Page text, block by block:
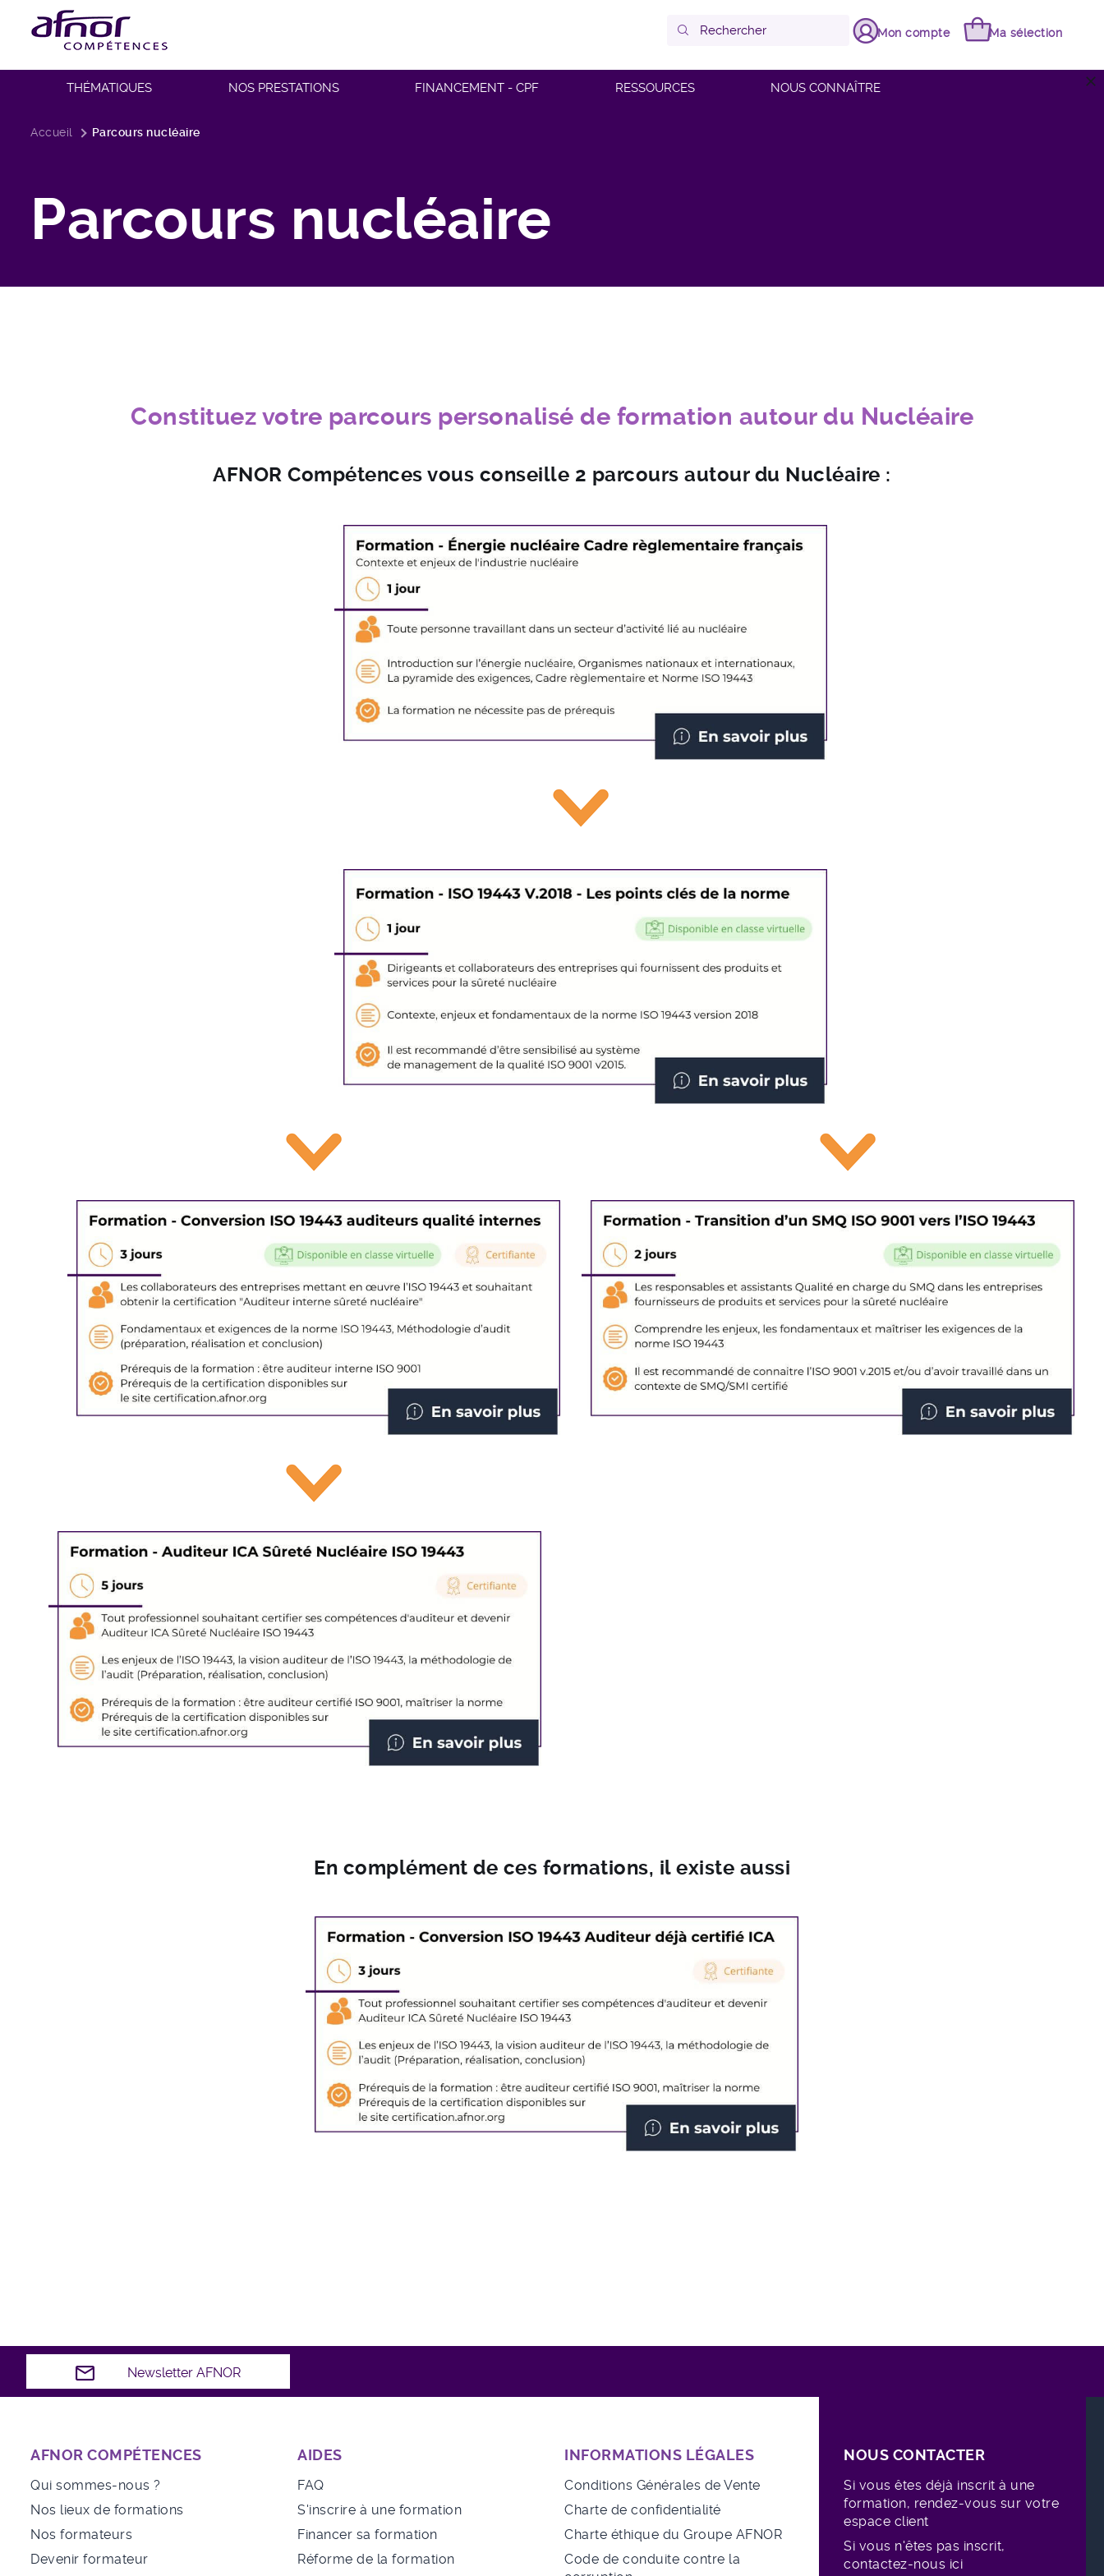
Mon compte Ma sélection
close
THÉMATIQUES NOS PRESTATIONS FINANCEMENT - CPF RESSOURCES NOUS CONNAÎTRE
Fil d'Ariane
Accueil Parcours nucléaire
Parcours nucléaire
Constituez votre parcours personalisé de formation autour du Nucléaire
AFNOR Compétences vous conseille 2 parcours autour du Nucléaire :
En complément de ces formations, il existe aussi
Newsletter AFNOR
AFNOR COMPÉTENCES
Qui sommes-nous ?
Nos lieux de formations
Nos formateurs
Devenir formateur
AIDES
FAQ
S'inscrire à une formation
Financer sa formation
Réforme de la formation
INFORMATIONS LÉGALES
Conditions Générales de Vente
Charte de confidentialité
Charte éthique du Groupe AFNOR
Code de conduite contre la
NOUS CONTACTER
Si vous êtes déjà inscrit à une
formation, rendez-vous sur votre
espace client
Si vous n'êtes pas inscrit,
contactez-nous ici